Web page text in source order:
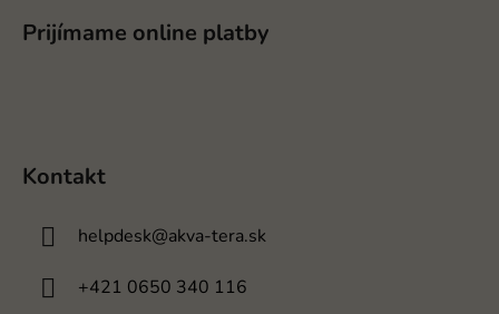
Prijímame online platby
Kontakt
helpdesk@akva-tera.sk
+421 0650 340 116